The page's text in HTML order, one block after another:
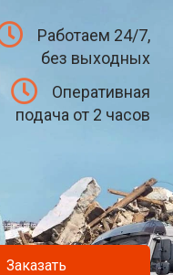
Работаем 24/7,
без выходных
Оперативная
подача от 2 часов
Заказать